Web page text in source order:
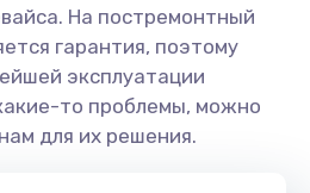
На постремонтный
гарантия, поэтому
эксплуатации
то проблемы, можно
для их решения.